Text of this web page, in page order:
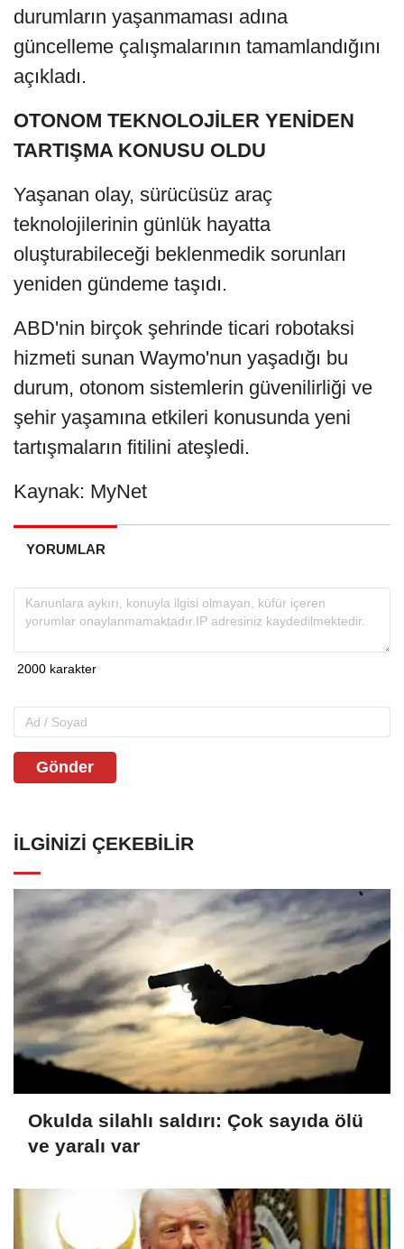
durumların yaşanmaması adına
güncelleme çalışmalarının tamamlandığını
açıkladı.
OTONOM TEKNOLOJİLER YENİDEN
TARTIŞMA KONUSU OLDU
Yaşanan olay, sürücüsüz araç
teknolojilerinin günlük hayatta
oluşturabileceği beklenmedik sorunları
yeniden gündeme taşıdı.
ABD'nin birçok şehrinde ticari robotaksi
hizmeti sunan Waymo'nun yaşadığı bu
durum, otonom sistemlerin güvenilirliği ve
şehir yaşamına etkileri konusunda yeni
tartışmaların fitilini ateşledi.
Kaynak: MyNet
YORUMLAR
Gönder
İLGINIZI ÇEKEBILIR
Okulda silahlı saldırı: Çok sayıda ölü
ve yaralı var